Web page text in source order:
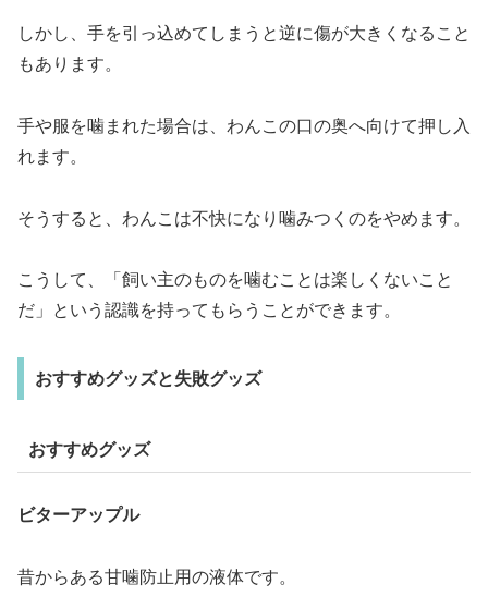
しかし、手を引っ込めてしまうと逆に傷が大きくなること
もあります。
手や服を噛まれた場合は、わんこの口の奥へ向けて押し入
れます。
そうすると、わんこは不快になり噛みつくのをやめます。
こうして、「飼い主のものを噛むことは楽しくないこと
だ」という認識を持ってもらうことができます。
おすすめグッズと失敗グッズ
おすすめグッズ
ビターアップル
昔からある甘噛防止用の液体です。